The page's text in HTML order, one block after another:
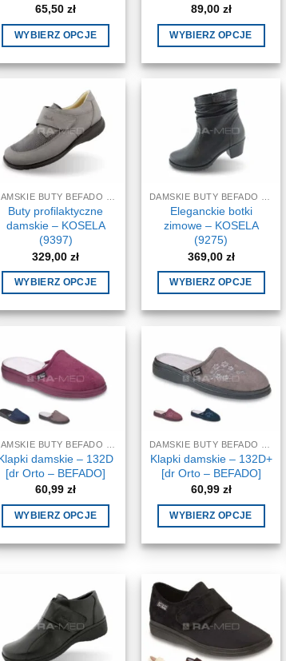
65,50zł
WYBIERZ OPCJE
produkt
wiele
wariantów.
Opcje
można
na
stronie
produktu
89,00 zł
WYBIERZ OPCJE
produkt
ma
wiele
wariantów.
Opcje
można
na
stronie
produktu
DAMSKIE BUTY BEFADO DR ORTO
Buty profilaktyczne
damskie – KOSELA
(9397)
329,00zł
WYBIERZ OPCJE
produkt
wiele
wariantów.
Opcje
można
na
stronie
produktu
DAMSKIE BUTY BEFADO DR ORTO
Eleganckie botki
zimowe – KOSELA
(9275)
369,00 zł
WYBIERZ OPCJE
produkt
wiele
wariantów.
Opcje
można
na
stronie
produktu
damskie – 132D
[dr Orto – BEFADO]
60,99zł
WYBIERZ OPCJE
produkt
wiele
wariantów.
Opcje
można
Klapki damskie – 132D+
[dr Orto – BEFADO]
60,99 zł
WYBIERZ OPCJE
produkt
wiele
wariantów.
Opcje
można